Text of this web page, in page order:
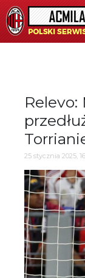
25 stycznia 2025,